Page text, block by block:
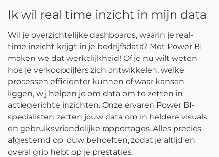
Ik wil real time inzicht in mijn data
Wil je overzichtelijke dashboards, waarin je real-
time inzicht krijgt in je bedrijfsdata? Met Power BI
maken we dat werkelijkheid! Of je nu wilt weten
hoe je verkoopcijfers zich ontwikkelen, welke
processen efficiënter kunnen of waar kansen
liggen, wij helpen je om data om te zetten in
actiegerichte inzichten. Onze ervaren Power BI-
specialisten zetten jouw data om in heldere visuals
en gebruiksvriendelijke rapportages. Alles precies
afgestemd op jouw behoeften, zodat je altijd en
overal grip hebt op je prestaties.